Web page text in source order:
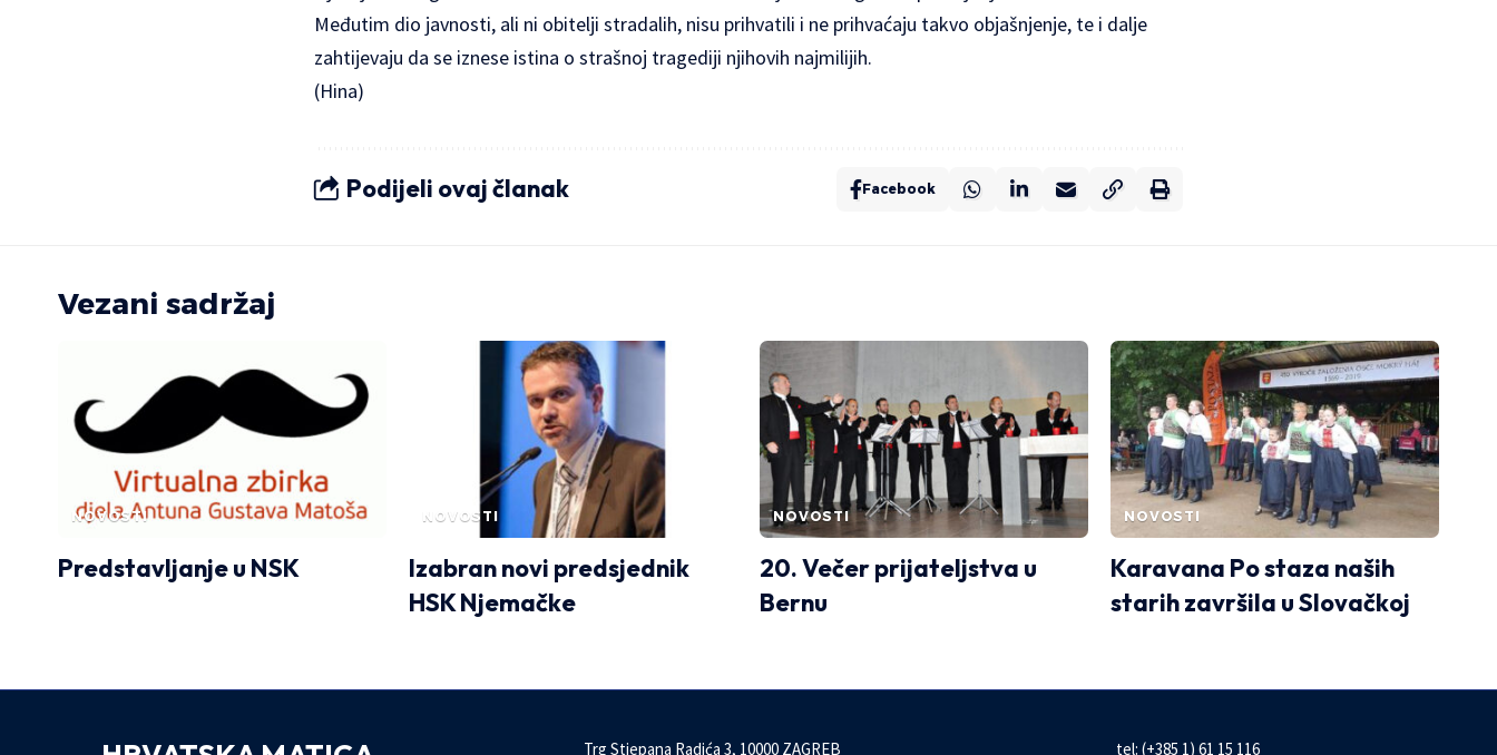
Međutim dio javnosti, ali ni obitelji stradalih, nisu prihvatili i ne prihvaćaju takvo objašnjenje, te i dalje
zahtijevaju da se iznese istina o strašnoj tragediji njihovih najmilijih.
(Hina)
Podijeli ovaj članak Facebook
Vezani sadržaj
NOVOSTI
Predstavljanje u NSK
NOVOSTI
Izabran novi predsjednik
HSK Njemačke
NOVOSTI
20. Večer prijateljstva u
Bernu
NOVOSTI
Karavana Po staza naših
starih završila u Slovačkoj
Trg Stjepana Radića 3, 10000 ZAGREB tel: (+385 1) 61 15 116